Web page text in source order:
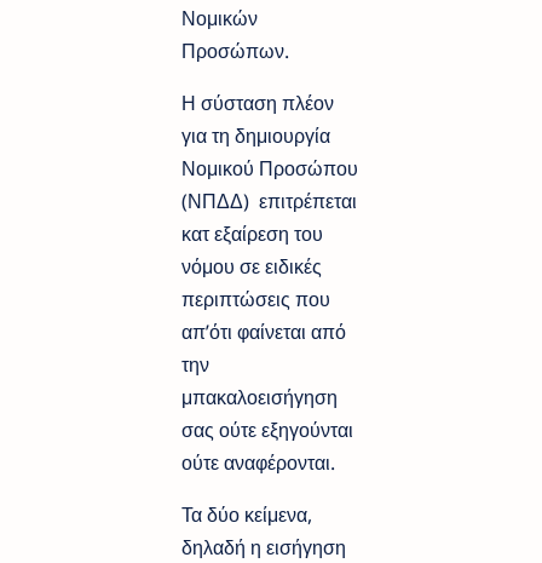
Νομικών
Προσώπων.
Η σύσταση πλέον
για τη δημιουργία
Νομικού Προσώπου
(ΝΠΔΔ) επιτρέπεται
κατ εξαίρεση του
νόμου σε ειδικές
περιπτώσεις που
απ’ότι φαίνεται από
την
μπακαλοεισήγηση
σας ούτε εξηγούνται
ούτε αναφέρονται.
Τα δύο κείμενα,
δηλαδή η εισήγηση